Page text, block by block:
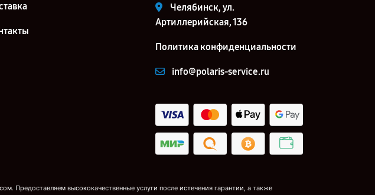
Челябинск, ул.
Артиллерийская, 136
Политика конфиденциальности
info@polaris-service.ru
Предоставляем высококачественные услуги после истечения гарантии, а также